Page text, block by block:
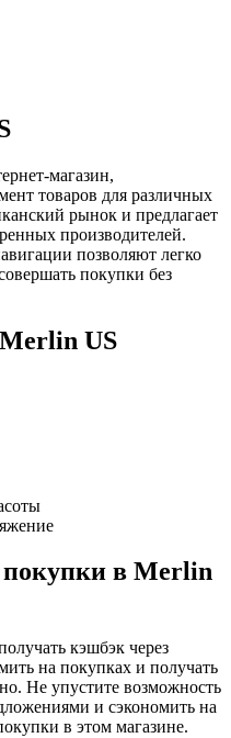
магазин,
товаров для различных
рынок и предлагает
производителей.
позволяют легко
покупки без
US
покупки в Merlin
кэшбэк через
на покупках и получать
Не упустите возможность
и сэкономить на
в этом магазине.